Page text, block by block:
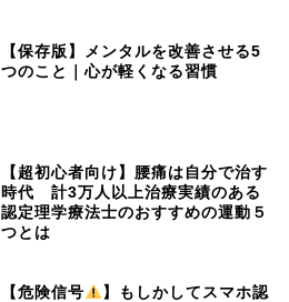
【保存版】メンタルを改善させる5
つのこと｜心が軽くなる習慣
【超初心者向け】腰痛は自分で治す
時代 計3万人以上治療実績のある
認定理学療法士のおすすめの運動５
つとは
【危険信号
】もしかしてスマホ認